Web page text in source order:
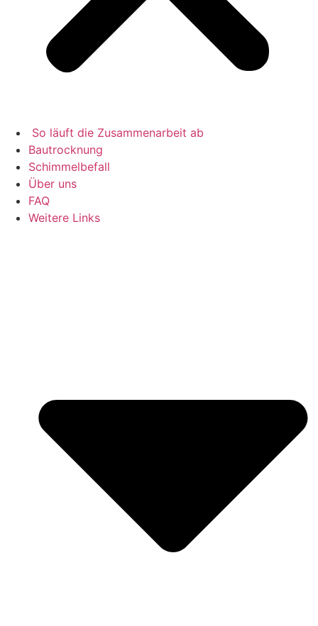
So läuft die Zusammenarbeit ab
Bautrocknung
Schimmelbefall
Über uns
FAQ
Weitere Links